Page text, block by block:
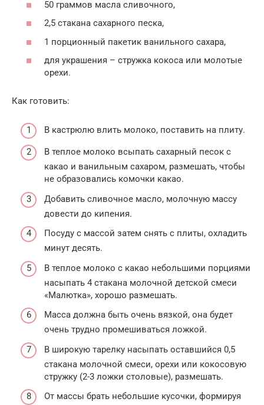
50 граммов масла сливочного,
2,5 стакана сахарного песка,
1 порционный пакетик ванильного сахара,
для украшения – стружка кокоса или молотые
орехи.
Как готовить:
В кастрюлю влить молоко, поставить на плиту.
В теплое молоко всыпать сахарный песок с
какао и ванильным сахаром, размешать, чтобы
не образовались комочки какао.
Добавить сливочное масло, молочную массу
довести до кипения.
Посуду с массой затем снять с плиты, охладить
минут десять.
В теплое молоко с какао небольшими порциями
насыпать 4 стакана молочной детской смеси
«Малютка», хорошо размешать.
Масса должна быть очень вязкой, она будет
очень трудно промешиваться ложкой.
В широкую тарелку насыпать оставшийся 0,5
стакана молочной смеси, орехи или кокосовую
стружку (2-3 ложки столовые), размешать.
От массы брать небольшие кусочки, формируя